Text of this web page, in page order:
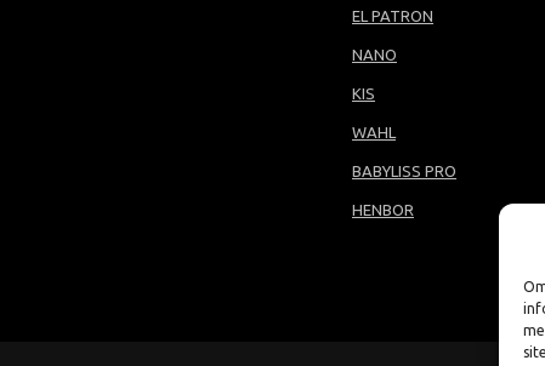
EL PATRON
NANO
KIS
WAHL
BABYLISS PRO
HENBOR